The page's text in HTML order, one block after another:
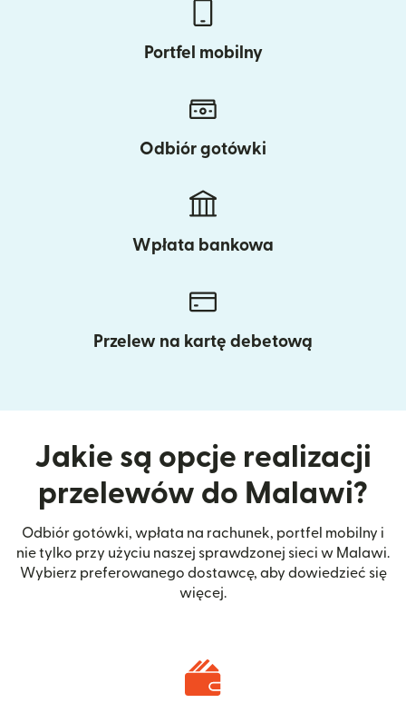
Portfel mobilny
Odbiór gotówki
Wpłata bankowa
Przelew na kartę debetową
Jakie są opcje realizacji
przelewów do Malawi?
Odbiór gotówki, wpłata na rachunek, portfel mobilny i
nie tylko przy użyciu naszej sprawdzonej sieci w Malawi.
Wybierz preferowanego dostawcę, aby dowiedzieć się
więcej.